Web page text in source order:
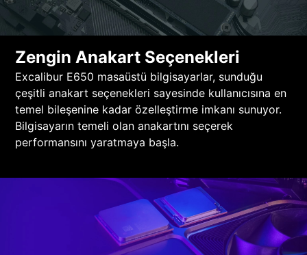
Zengin Anakart Seçenekleri
Excalibur E650 masaüstü bilgisayarlar, sunduğu
çeşitli anakart seçenekleri sayesinde kullanıcısına en
temel bileşenine kadar özelleştirme imkanı sunuyor.
Bilgisayarın temeli olan anakartını seçerek
performansını yaratmaya başla.